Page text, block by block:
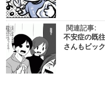
関連記事:
不安症の既
さんもビッ